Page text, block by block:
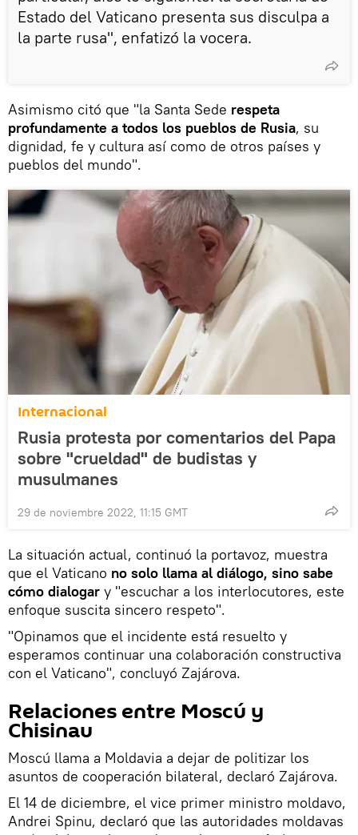
Estado del Vaticano presenta sus disculpa a
la parte rusa", enfatizó la vocera.
Asimismo citó que "la Santa Sede respeta
profundamente a todos los pueblos de Rusia, su
dignidad, fe y cultura así como de otros países y
pueblos del mundo".
Internacional
Rusia protesta por comentarios del Papa
sobre "crueldad" de budistas y
musulmanes
29 de noviembre 2022, 11:15 GMT
La situación actual, continuó la portavoz, muestra
que el Vaticano no solo llama al diálogo, sino sabe
cómo dialogar y "escuchar a los interlocutores, este
enfoque suscita sincero respeto".
"Opinamos que el incidente está resuelto y
esperamos continuar una colaboración constructiva
con el Vaticano", concluyó Zajárova.
Relaciones entre Moscú y
Chisinau
Moscú llama a Moldavia a dejar de politizar los
asuntos de cooperación bilateral, declaró Zajárova.
El 14 de diciembre, el vice primer ministro moldavo,
Andrei Spinu, declaró que las autoridades moldavas